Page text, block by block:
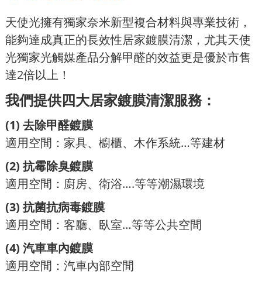
天使光擁有獨家奈米新型複合材料與專業技術，
能夠達成真正的長效性居家鍍膜清潔，尤其天使
光獨家光觸媒產品分解甲醛的效益更是優於市售
達2倍以上！
我們提供四大居家鍍膜清潔服務：
(1) 去除甲醛鍍膜
適用空間：家具、櫥櫃、木作系統…等建材
(2) 抗霉除臭鍍膜
適用空間：廚房、衛浴….等等潮濕環境
(3) 抗菌抗病毒鍍膜
適用空間：客廳、臥室…等等公共空間
(4) 汽車車內鍍膜
適用空間：汽車內部空間